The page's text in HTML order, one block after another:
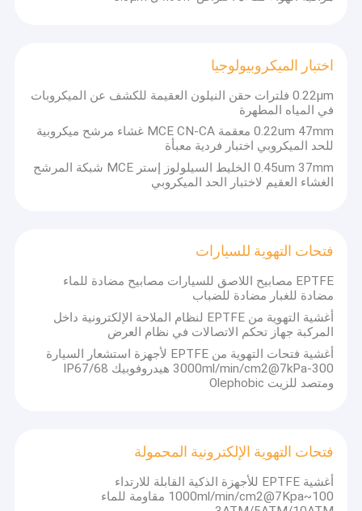
اختبار الميكروبيولوجيا
0.22μm فلترات حقن النيلون العقيمة للكشف عن الميكروبات
في المياه المطهرة
0.22um 47mm معقمة MCE CN-CA غشاء مرشح ميكروبية
للحد الميكروبي اختبار فردية معبأة
0.45um 37mm الخليط السيلولوز إستر MCE شبكة المرشح
الغشاء العقيم لاختبار الحد الميكروبي
فتحات التهوية للسيارات
EPTFE مصابيح اللاصق للسيارات مصابيح مضادة للماء
مضادة للغبار مضادة للضباب
أغشية التهوية من EPTFE لنظام الملاحة الإلكترونية داخل
المركبة جهاز تحكم الاتصالات في نظام العرض
أغشية فتحات التهوية من EPTFE لأجهزة استشعار السيارة
300-3000ml/min/cm2@7kPa هيدروفوبيك IP67/68
ومتصد للزيت Olephobic
فتحات التهوية الإلكترونية المحمولة
أغشية EPTFE للأجهزة الذكية القابلة للارتداء
100~1000ml/min/cm2@7Kpa مقاومة للماء